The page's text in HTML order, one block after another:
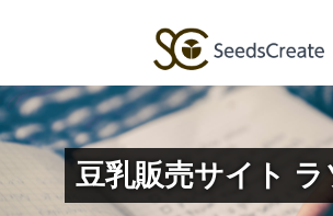
豆乳販売サイト ラ